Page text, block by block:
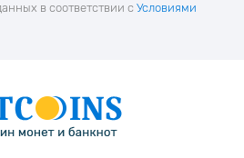
в соответствии с Условиями